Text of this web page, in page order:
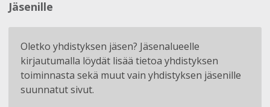
Jäsenille
Oletko yhdistyksen jäsen? Jäsenalueelle
kirjautumalla löydät lisää tietoa yhdistyksen
toiminnasta sekä muut vain yhdistyksen jäsenille
suunnatut sivut.